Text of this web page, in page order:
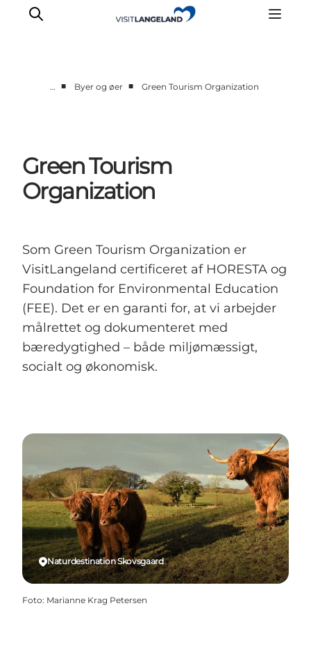
Outdoor
Overnatning
Planlæg ferie
… ■ Byer og øer ■ Green Tourism Organization
Green Tourism
Organization
Som Green Tourism Organization er
VisitLangeland certificeret af HORESTA og
Foundation for Environmental Education
(FEE). Det er en garanti for, at vi arbejder
målrettet og dokumenteret med
bæredygtighed – både miljømæssigt,
socialt og økonomisk.
Naturdestination Skovsgaard
Foto: Marianne Krag Petersen